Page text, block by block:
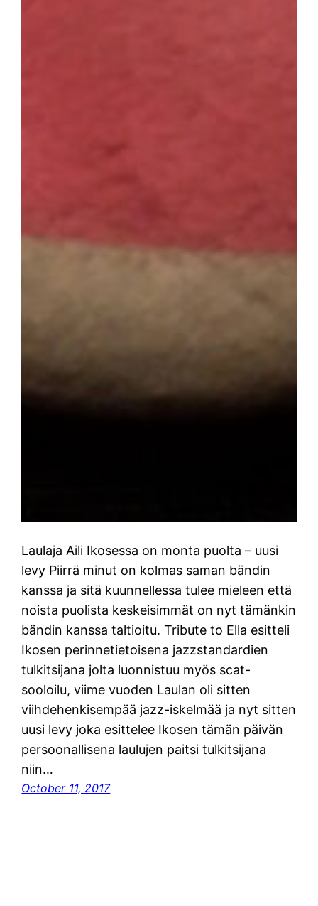
Laulaja Aili Ikosessa on monta puolta – uusi
levy Piirrä minut on kolmas saman bändin
kanssa ja sitä kuunnellessa tulee mieleen että
noista puolista keskeisimmät on nyt tämänkin
bändin kanssa taltioitu. Tribute to Ella esitteli
Ikosen perinnetietoisena jazzstandardien
tulkitsijana jolta luonnistuu myös scat-
sooloilu, viime vuoden Laulan oli sitten
viihdehenkisempää jazz-iskelmää ja nyt sitten
uusi levy joka esittelee Ikosen tämän päivän
persoonallisena laulujen paitsi tulkitsijana
niin…
October 11, 2017